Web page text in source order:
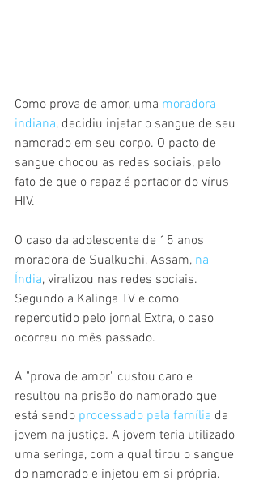
Como prova de amor, uma moradora
indiana, decidiu injetar o sangue de seu
namorado em seu corpo. O pacto de
sangue chocou as redes sociais, pelo
fato de que o rapaz é portador do vírus
HIV.
O caso da adolescente de 15 anos
moradora de Sualkuchi, Assam, na
Índia, viralizou nas redes sociais.
Segundo a Kalinga TV e como
repercutido pelo jornal Extra, o caso
ocorreu no mês passado.
A "prova de amor" custou caro e
resultou na prisão do namorado que
está sendo processado pela família da
jovem na justiça. A jovem teria utilizado
uma seringa, com a qual tirou o sangue
do namorado e injetou em si própria.